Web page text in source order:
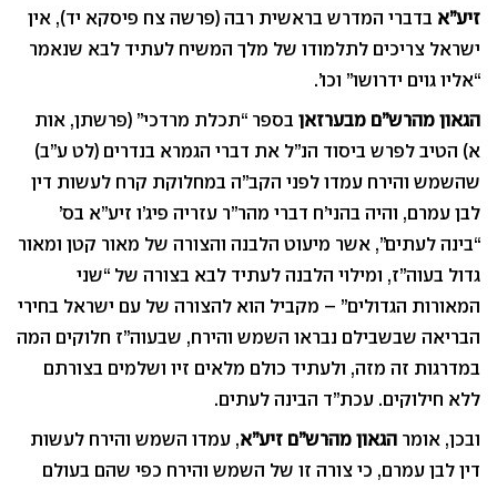
זיע”א בדברי המדרש בראשית רבה (פרשה צח פיסקא יד), אין
ישראל צריכים לתלמודו של מלך המשיח לעתיד לבא שנאמר
“אליו גוים ידרושו” וכו’.
הגאון מהרש”ם מבערזאן בספר “תכלת מרדכי” (פרשתן, אות
א) הטיב לפרש ביסוד הנ”ל את דברי הגמרא בנדרים (לט ע”ב)
שהשמש והירח עמדו לפני הקב”ה במחלוקת קרח לעשות דין
לבן עמרם, והיה בהני’ח דברי מהר”ר עזריה פיג’ו זיע”א בס’
“בינה לעתים”, אשר מיעוט הלבנה והצורה של מאור קטן ומאור
גדול בעוה”ז, ומילוי הלבנה לעתיד לבא בצורה של “שני
המאורות הגדולים” – מקביל הוא להצורה של עם ישראל בחירי
הבריאה שבשבילם נבראו השמש והירח, שבעוה”ז חלוקים המה
במדרגות זה מזה, ולעתיד כולם מלאים זיו ושלמים בצורתם
ללא חילוקים. עכת”ד הבינה לעתים.
ובכן, אומר הגאון מהרש”ם זיע”א, עמדו השמש והירח לעשות
דין לבן עמרם, כי צורה זו של השמש והירח כפי שהם בעולם